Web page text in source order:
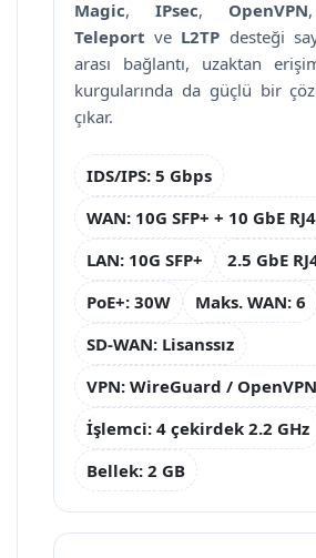
Magic, IPsec, OpenVPN
Teleport ve L2TP desteği
arası bağlantı, uzaktan
kurgularında da güçlü bir
çıkar.
IDS/IPS: 5 Gbps
WAN: 10G SFP+ + 10 GbE
LAN: 10G SFP+
2.5 GbE
PoE+: 30W
Maks. WAN: 6
SD-WAN: Lisanssız
VPN: WireGuard /
İşlemci: 4 çekirdek 2.2 GHz
Bellek: 2 GB